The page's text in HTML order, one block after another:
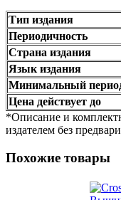
Тип издания
Периодичность
Страна издания
Язык издания
Минимальный
Цена действует до
*Описание и
издателем без
Похожие товары